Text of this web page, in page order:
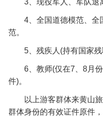
4、全国道德模范、全
范。
5、残疾人(持有国家
6、教师(仅在7、8月
件)。
以上游客群体来黄山
群体身份的有效证件原件